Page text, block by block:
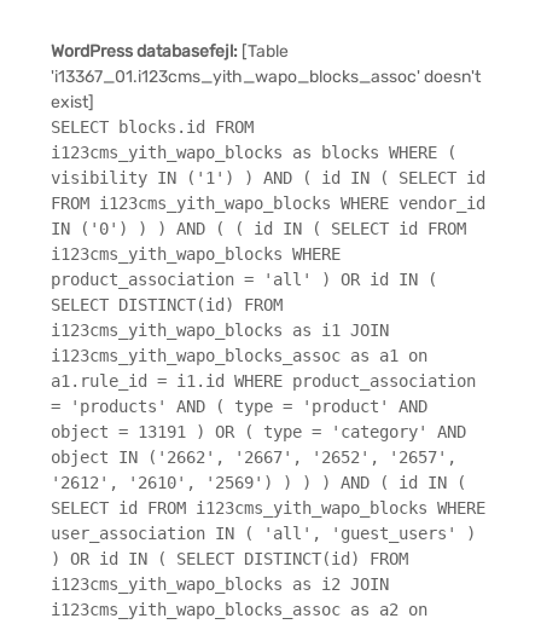
WordPress databasefejl: [Table
'i13367_01.i123cms_yith_wapo_blocks_assoc' doesn't
exist]
SELECT blocks.id FROM
i123cms_yith_wapo_blocks as blocks WHERE (
visibility IN ('1') ) AND ( id IN ( SELECT id
FROM i123cms_yith_wapo_blocks WHERE vendor_id
IN ('0') ) ) AND ( ( id IN ( SELECT id FROM
i123cms_yith_wapo_blocks WHERE
product_association = 'all' ) OR id IN (
SELECT DISTINCT(id) FROM
i123cms_yith_wapo_blocks as i1 JOIN
i123cms_yith_wapo_blocks_assoc as a1 on
a1.rule_id = i1.id WHERE product_association
= 'products' AND ( type = 'product' AND
object = 13191 ) OR ( type = 'category' AND
object IN ('2662', '2667', '2652', '2657',
'2612', '2610', '2569') ) ) ) AND ( id IN (
SELECT id FROM i123cms_yith_wapo_blocks WHERE
user_association IN ( 'all', 'guest_users' )
) OR id IN ( SELECT DISTINCT(id) FROM
i123cms_yith_wapo_blocks as i2 JOIN
i123cms_yith_wapo_blocks_assoc as a2 on